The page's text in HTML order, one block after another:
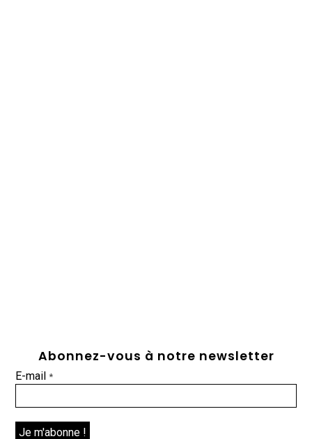
Abonnez-vous à notre newsletter
E-mail*